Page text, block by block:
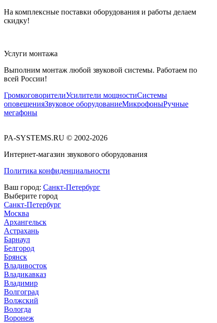
На комплексные поставки оборудования и работы делаем
скидку!
Услуги монтажа
Выполним монтаж любой звуковой системы. Работаем по
всей России!
ГромкоговорителиУсилители мощностиСистемы
оповещенияЗвуковое оборудованиеМикрофоныРучные
мегафоны
PA-SYSTEMS.RU © 2002-2026
Интернет-магазин звукового оборудования
Политика конфиденциальности
Ваш город: Санкт-Петербург
Выберите город
Санкт-Петербург
Москва
Архангельск
Астрахань
Барнаул
Белгород
Брянск
Владивосток
Владикавказ
Владимир
Волгоград
Волжский
Вологда
Воронеж